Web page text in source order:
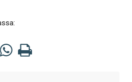
Jaa Tulosta